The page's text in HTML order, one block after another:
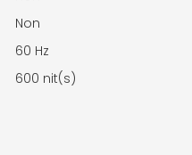
Non
60 Hz
600 nit(s)